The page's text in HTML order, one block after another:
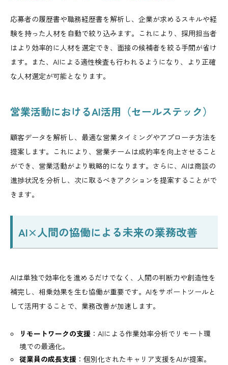
応募者の履歴書や職務経歴書を解析し、企業が求めるスキルや経
験を持った人材を自動で絞り込みます。これにより、採用担当者
はより効率的に人材を選定でき、面接の候補者を絞る手間が省け
ます。また、AIによる適性検査も行われるようになり、より正確
な人材選定が可能となります。
営業活動におけるAI活用（セールステック）
顧客データを解析し、最適な営業タイミングやアプローチ方法を
提案します。これにより、営業チームは成約率を向上させること
ができ、営業活動がより戦略的になります。さらに、AIは商談の
進捗状況を分析し、次に取るべきアクションを提案することがで
きます。
AI×人間の協働による未来の業務改善
AIは単独で効率化を進めるだけでなく、人間の判断力や創造性を
補完し、相乗効果を生む協働が重要です。AIをサポートツールと
して活用することで、業務改善が加速します。
リモートワークの支援 ：AIによる作業効率分析でリモート環
境での最適化。
従業員の成長支援 ：個別化されたキャリア支援をAIが提案。